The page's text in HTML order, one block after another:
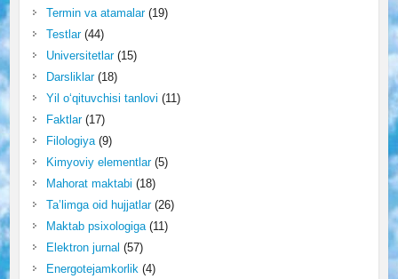
Termin va atamalar(19)
Testlar(44)
Universitetlar(15)
Darsliklar(18)
Yil o‘qituvchisi tanlovi (11)
Faktlar(17)
Filologiya(9)
Kimyoviy elementlar(5)
Mahorat maktabi (18)
Ta’limga oid hujjatlar(26)
Maktab psixologiga(11)
Elektron jurnal (57)
Energotejamkorlik(4)